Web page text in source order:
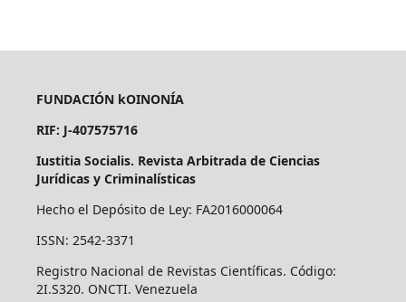
FUNDACIÓN kOINONÍA
RIF: J-407575716
Iustitia Socialis. Revista Arbitrada de Ciencias
Jurídicas y Criminalísticas
Hecho el Depósito de Ley: FA2016000064
ISSN: 2542-3371
Registro Nacional de Revistas Científicas. Código:
2I.S320. ONCTI. Venezuela